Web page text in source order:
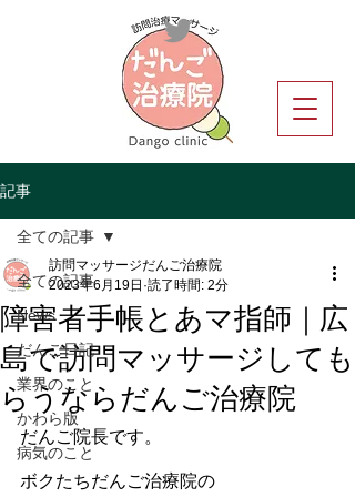
記事
全ての記事
News
だんご日記
業界のこと
かわら版
病気のこと
全ての記事
障害者手帳とあマ指師｜広
島で訪問マッサージしても
らうならだんご治療院
訪問マッサージだんご治療院
2023年6月19日 読了時間: 2分
だんご院長です。
ボクたちだんご治療院の